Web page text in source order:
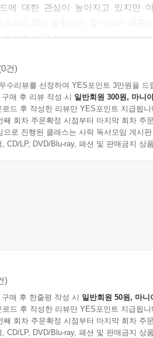
트워크와 전력선통신(PLC)
력선통신 응용분야
력IT의 국제표준화
기자동차 실증사업 및 응용분야
기자동차 육성 및 국내·외 동향
마트수송 국내·외 시장 동향
러그인(Plug-in) 전기 충전소
시간요금제의 국내·외 도입현황
적 전력계통운영 및 사이버보안
이터관리 공동 플랫폼과 표준화
에 대한 관심이 높아지고 있지만
위한 지구 환경의 미래까지 생각하
대 공과대학 전기공학부 교수)
의 정전사태가 일어났다. 스마트그
템이다. 만들어 낼 수 있는 한정된 전
인들과 학생들에게 전력시장의 현 주
거래소 성장기술실 처장)
건)
수리뷰를 선정하여 YES포인트 3만원을 드
매 후 리뷰 작성 시 일반회원 300원, 마니
로드 후 작성한 리뷰만 YES포인트 지급됩니
째 회차 주문확정 시점부터 마지막 회차 주
으로 진행된 클래스는 사락 독서모임 게시
, CD/LP, DVD/Blu-ray, 패션 및 판매금지 상
)
매 후 한줄평 작성 시 일반회원 50원, 마니
로드 후 작성한 리뷰만 YES포인트 지급됩니
째 회차 주문확정 시점부터 마지막 회차 주
, CD/LP, DVD/Blu-ray, 패션 및 판매금지 상